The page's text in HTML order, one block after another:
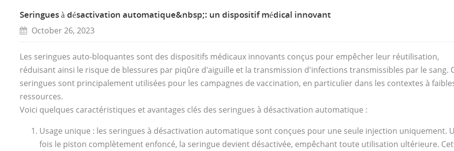
Seringues à désactivation automatique&nbsp;: un dispositif médical innovant
October 26, 2023
Les seringues auto-bloquantes sont des dispositifs médicaux innovants conçus pour empêcher leur réutilisation,
réduisant ainsi le risque de blessures par piqûre d'aiguille et la transmission d'infections transmissibles par le sang.
seringues sont principalement utilisées pour les campagnes de vaccination, en particulier dans les contextes à
ressources.
Voici quelques caractéristiques et avantages clés des seringues à désactivation automatique :
Usage unique : les seringues à désactivation automatique sont conçues pour une seule injection uniquement.
fois le piston complètement enfoncé, la seringue devient désactivée, empêchant toute utilisation ultérieure.